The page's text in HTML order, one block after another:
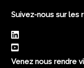
Suivez-nous sur les
Venez nous rendre